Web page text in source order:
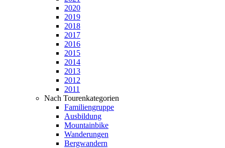
2020
2019
2018
2017
2016
2015
2014
2013
2012
2011
Nach Tourenkategorien
Familiengruppe
Ausbildung
Mountainbike
Wanderungen
Bergwandern